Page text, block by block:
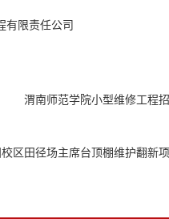
有限责任公司
渭南师范学院小型维修工程
区田径场主席台顶棚维护翻新